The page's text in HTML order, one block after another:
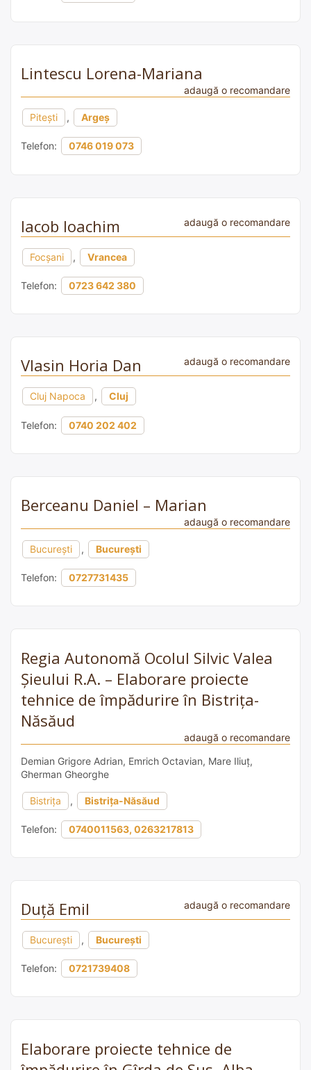
Lintescu Lorena-Mariana
adaugă o recomandare
Pitești , Argeș
Telefon: 0746 019 073
Iacob Ioachim adaugă o recomandare
Focșani , Vrancea
Telefon: 0723 642 380
Vlasin Horia Dan adaugă o recomandare
Cluj Napoca , Cluj
Telefon: 0740 202 402
Berceanu Daniel – Marian
adaugă o recomandare
București , București
Telefon: 0727731435
Regia Autonomă Ocolul Silvic Valea
Șieului R.A. – Elaborare proiecte
tehnice de împădurire în Bistrița-
Năsăud
adaugă o recomandare
Demian Grigore Adrian, Emrich Octavian, Mare Iliuț,
Gherman Gheorghe
Bistrița , Bistrița-Năsăud
Telefon: 0740011563, 0263217813
Duță Emil adaugă o recomandare
București , București
Telefon: 0721739408
Elaborare proiecte tehnice de